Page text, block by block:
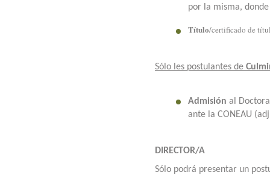
por la misma,
Título/certificado de
Sólo les postulantes de
Admisión al
ante la CONEAU
DIRECTOR/A
Sólo podrá presentar un